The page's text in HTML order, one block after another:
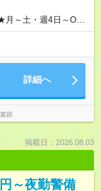
本採用時と異なる部
です。 給与：日
ます。
月～土・週4日～OK
期により連休取得も
詳細へ
部
掲載日：2026.08.03
～夜勤警備